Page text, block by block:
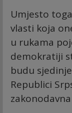
Umjesto
vlasti koja
u rukama
demokratiji
budu
Republici